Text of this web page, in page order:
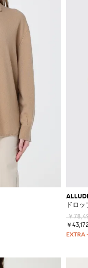
ドロ
￥
￥